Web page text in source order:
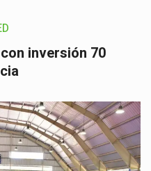
inversión 70